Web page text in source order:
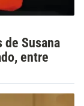
Susana
entre